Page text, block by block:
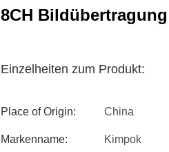
8CH
Einzelheiten zum Produkt:
Place of Origin: China
Markenname: Kimpok